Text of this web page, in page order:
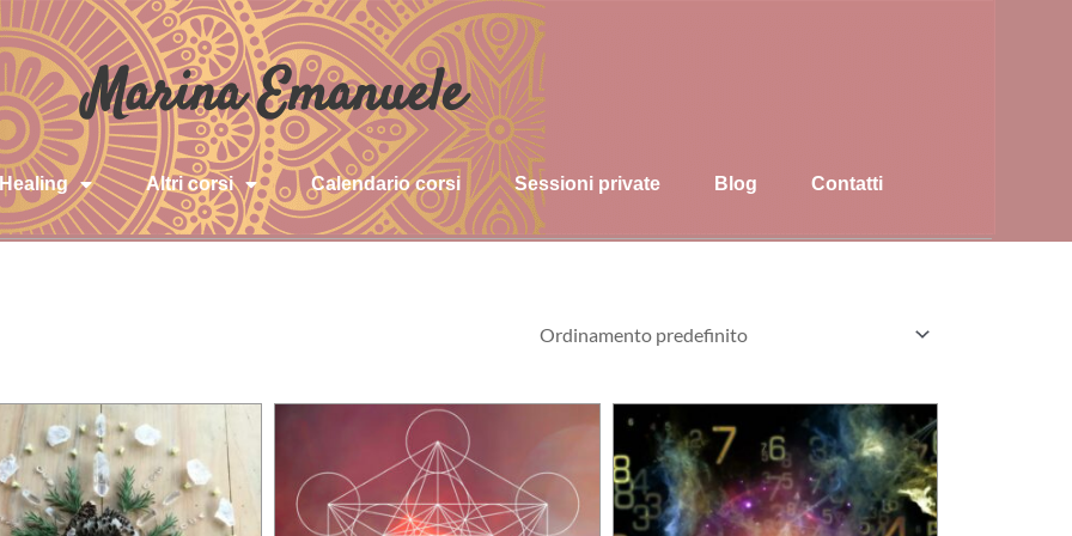
Marina Emanuele
Altri corsi Calendario corsi Sessioni private Blog Contatti